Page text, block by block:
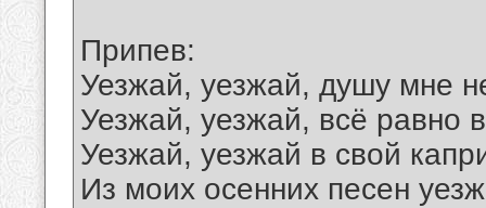
Припев:
Уезжай, уезжай, душу мне
Уезжай, уезжай, всё равно
Уезжай, уезжай в свой
Из моих осенних песен